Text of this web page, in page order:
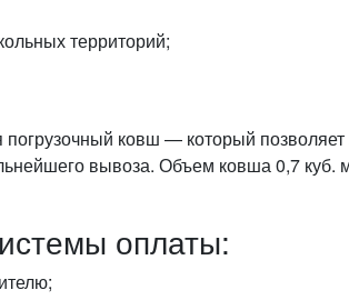
территорий;
ковш — который позволяет
вывоза. Объем ковша 0,7 куб.
оплаты: